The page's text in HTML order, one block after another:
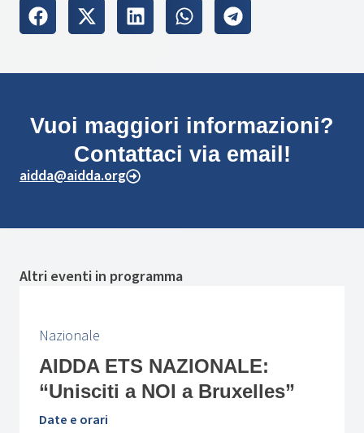
Vuoi maggiori informazioni?
Contattaci via email!
aidda@aidda.org
Altri eventi in programma
Nazionale
AIDDA ETS NAZIONALE:
“Unisciti a NOI a Bruxelles”
Date e orari